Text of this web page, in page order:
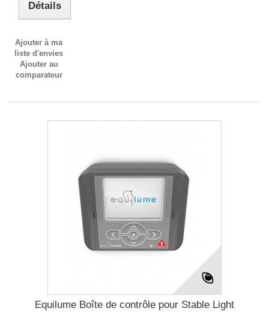
Détails
Ajouter à ma
liste d'envies
Ajouter au
comparateur
Equilume Boîte de contrôle pour Stable Light